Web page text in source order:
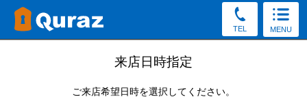
TEL MENU
見学予約
来店日時指定
ご来店希望日時を選択してください。